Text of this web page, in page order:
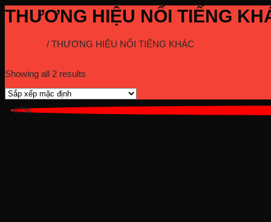
THƯƠNG HIỆU NỔI TIẾNG
/ THƯƠNG HIỆU NỔI TIẾNG KHÁC
Showing all 2 results
-67%